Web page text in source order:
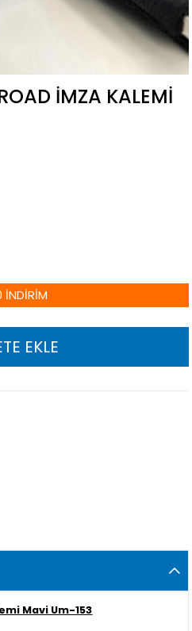
İMZA KALEMI
İNDIRIM
Mavi Um-153